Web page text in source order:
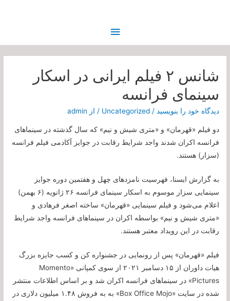
فهرست
اصلی
شانس ۲ فیلم ایرانی در اسکار
سینمای فرانسه
دیدگاه‌ خود را بنویسید /
Uncategorized / از admin
دو فیلم «قهرمان» و «متری شیش و نیم» که سال گذشته در سینماهای
فرانسه اکران شدند واجد شرایط رقابت در جوایز آکادمی فیلم فرانسه
(سزار) هستند.
به گزارش ایسنا،‌ فهرسیت نامزدهای چهل و هفتمین دوره جوایز
سینمایی سزار موسوم به اسکار سینمای فرانسه ۲۶ ژانویه (۶ بهمن)
اعلام می‌شود و فیلم سینمایی «قهرمان» ساخته اصغر فرهادی و
«متری شیش و نیم» بواسطه اکران در سینماهای فرانسه واجد شرایط
رقابت در این رویداد معتبر هستند.
فیلم «قهرمان» پس از رونمایی در جشنواره کن و کسب جایزه بزرگ
هیات داوران از ۱۵ دسامبر ۲۰۲۱ از سوی کمپانی «Momento
Pictures» در سینماهای فرانسه اکران شد و بر اساس اطلاعات منتشر
شده در سایت «Box Office Mojo» به به فروش ۱.۴۸ میلیون دلاری در